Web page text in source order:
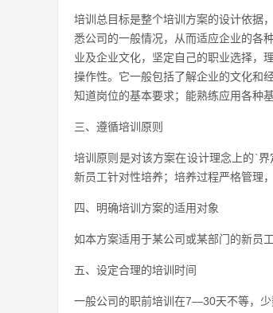
培训总目标是整个培训方案的设计依据
悉公司的一般情况，从而适应企业的各
业及企业文化，坚定自己的职业选择，
操作性。它一般包括了解企业的文化和
知道岗位的基本要求；能熟练应用各种
三、遵循培训原则
培训原则是对该方案在设计理念上的`
新员工针对性培养；培养过程严格管理
四、明确培训方案的适用对象
如本方案适用于某公司或某部门的新员工
五、设定合理的培训时间
一般公司的职前培训在7—30天不等，